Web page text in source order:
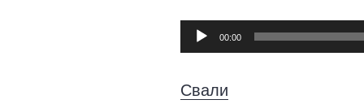
Audio
Player
00:00
Свали